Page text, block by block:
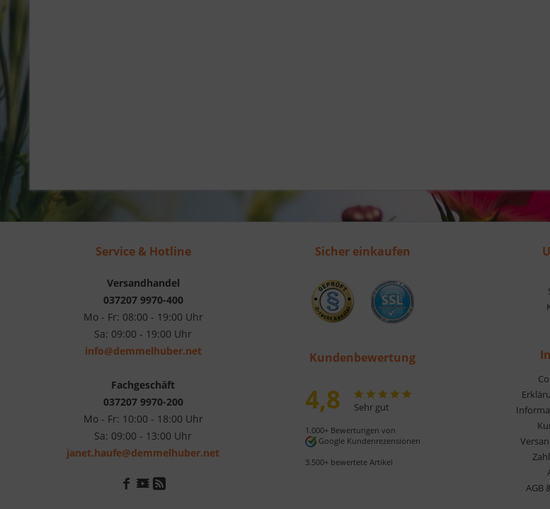
Service & Hotline
Versandhandel
037207 9970-400
Mo - Fr: 08:00 - 19:00 Uhr
Sa: 09:00 - 19:00 Uhr
info@demmelhuber.net
Fachgeschäft
037207 9970-200
Mo - Fr: 10:00 - 18:00 Uhr
Sa: 09:00 - 13:00 Uhr
janet.haufe@demmelhuber.net
Sicher einkaufen
Kundenbewertung
4,8 Sehr gut
1.000+ Bewertungen von
Google Kundenrezensionen
3.500+ bewertete Artikel
AGB